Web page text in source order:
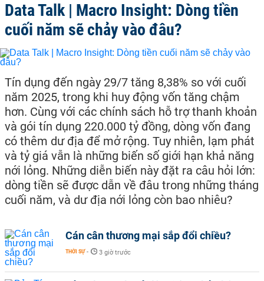
Data Talk | Macro Insight: Dòng tiền
cuối năm sẽ chảy vào đâu?
Tín dụng đến ngày 29/7 tăng 8,38% so với cuối
năm 2025, trong khi huy động vốn tăng chậm
hơn. Cùng với các chính sách hỗ trợ thanh khoản
và gói tín dụng 220.000 tỷ đồng, dòng vốn đang
có thêm dư địa để mở rộng. Tuy nhiên, lạm phát
và tỷ giá vẫn là những biến số giới hạn khả năng
nới lỏng. Những diễn biến này đặt ra câu hỏi lớn:
dòng tiền sẽ được dẫn về đâu trong những tháng
cuối năm, và dư địa nới lỏng còn bao nhiêu?
Cán cân thương mại sắp đổi chiều?
THỜI SỰ - 3 giờ trước